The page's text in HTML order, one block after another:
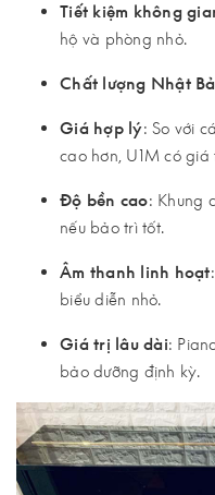
Tiết kiệm không
hộ và phòng nhỏ.
Chất lượng Nhật
Giá hợp lý: So với
cao hơn, U1M có giá
Độ bền cao: Khung
nếu bảo trì tốt.
Âm thanh linh hoạt
biểu diễn nhỏ.
Giá trị lâu dài:
bảo dưỡng định kỳ.